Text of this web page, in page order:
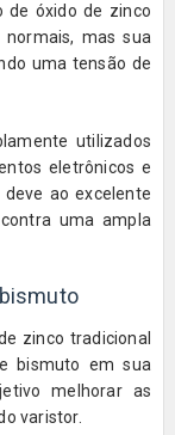
de óxido de zinco
mas sua
uma tensão de
utilizados
eletrônicos e
ao excelente
uma ampla
zinco tradicional
bismuto em sua
melhorar as
varistor.